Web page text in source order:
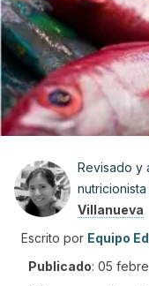
Revisado y
nutricionista
Villanueva
Escrito por Equipo
Publicado: 05